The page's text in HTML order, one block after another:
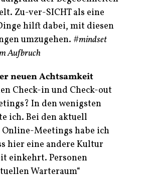
Zu-ver-SICHT als eine
hilft dabei, mit diesen
umzugehen. #mindset
Aufbruch
neuen Achtsamkeit
Check-in und Check-out
In den wenigsten
ich. Bei den aktuell
Meetings habe ich
hier eine andere Kultur
einkehrt. Personen
Warteraum“